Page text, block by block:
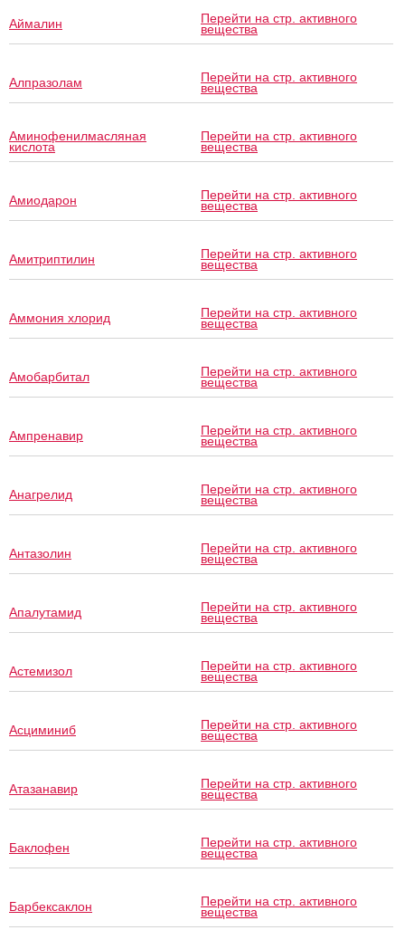
Аймалин Перейти на стр. активного
вещества
Алпразолам Перейти на стр. активного
вещества
Аминофенилмасляная
кислота
Перейти на стр. активного
вещества
Амиодарон Перейти на стр. активного
вещества
Амитриптилин Перейти на стр. активного
вещества
Аммония хлорид Перейти на стр. активного
вещества
Амобарбитал Перейти на стр. активного
вещества
Ампренавир Перейти на стр. активного
вещества
Анагрелид Перейти на стр. активного
вещества
Антазолин Перейти на стр. активного
вещества
Апалутамид Перейти на стр. активного
вещества
Астемизол Перейти на стр. активного
вещества
Асциминиб Перейти на стр. активного
вещества
Атазанавир Перейти на стр. активного
вещества
Баклофен Перейти на стр. активного
вещества
Барбексаклон Перейти на стр. активного
вещества